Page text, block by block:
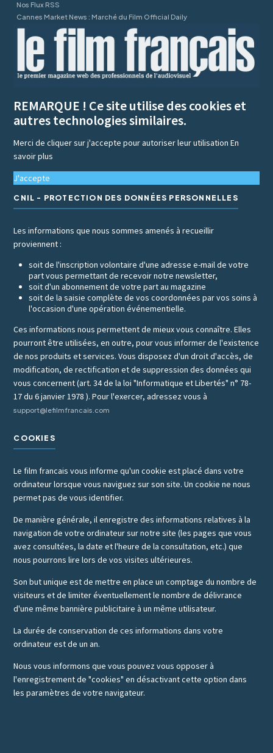
Nos Flux RSS
Cannes Market News : Marché du Film Official Daily
REMARQUE ! Ce site utilise des cookies et
autres technologies similaires.
Merci de cliquer sur j'accepte pour autoriser leur utilisationEn
savoir plus
J'accepte
CNIL - PROTECTION DES DONNÉES PERSONNELLES
Les informations que nous sommes amenés à recueillir
proviennent :
soit de l'inscription volontaire d'une adresse e-mail de votre
part vous permettant de recevoir notre newsletter,
soit d'un abonnement de votre part au magazine
soit de la saisie complète de vos coordonnées par vos soins à
l'occasion d'une opération événementielle.
Ces informations nous permettent de mieux vous connaître. Elles
pourront être utilisées, en outre, pour vous informer de l'existence
de nos produits et services. Vous disposez d'un droit d'accès, de
modification, de rectification et de suppression des données qui
vous concernent (art. 34 de la loi "Informatique et Libertés" n° 78-
17 du 6 janvier 1978 ). Pour l'exercer, adressez vous à
support@lefilmfrancais.com
COOKIES
Le film francais vous informe qu'un cookie est placé dans votre
ordinateur lorsque vous naviguez sur son site. Un cookie ne nous
permet pas de vous identifier.
De manière générale, il enregistre des informations relatives à la
navigation de votre ordinateur sur notre site (les pages que vous
avez consultées, la date et l'heure de la consultation, etc.) que
nous pourrons lire lors de vos visites ultérieures.
Son but unique est de mettre en place un comptage du nombre de
visiteurs et de limiter éventuellement le nombre de délivrance
d'une même bannière publicitaire à un même utilisateur.
La durée de conservation de ces informations dans votre
ordinateur est de un an.
Nous vous informons que vous pouvez vous opposer à
l'enregistrement de "cookies" en désactivant cette option dans
les paramètres de votre navigateur.